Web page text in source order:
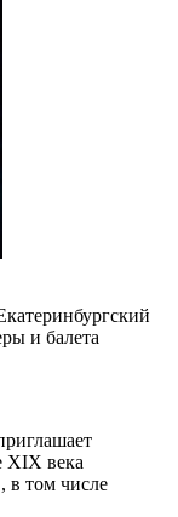
и балета
XIX века
в том числе